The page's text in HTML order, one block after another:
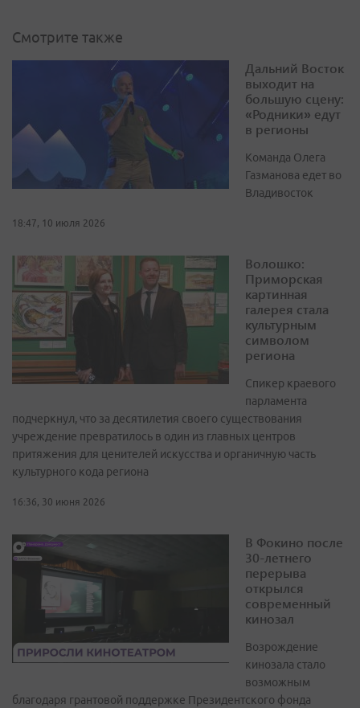
Смотрите также
Дальний Восток
выходит на
большую сцену:
«Родники» едут
в регионы
Команда Олега
Газманова едет во
Владивосток
18:47, 10 июля 2026
Волошко:
Приморская
картинная
галерея стала
культурным
символом
региона
Спикер краевого
парламента
подчеркнул, что за десятилетия своего существования
учреждение превратилось в один из главных центров
притяжения для ценителей искусства и органичную часть
культурного кода региона
16:36, 30 июня 2026
В Фокино после
30-летнего
перерыва
открылся
современный
кинозал
Возрождение
кинозала стало
возможным
благодаря грантовой поддержке Президентского фонда